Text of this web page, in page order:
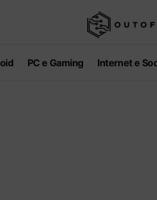
PC e Gaming Internet e